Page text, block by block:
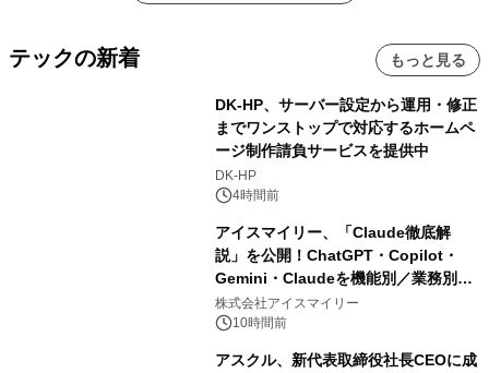
テックの新着 もっと見る
DK-HP、サーバー設定から運用・修正
までワンストップで対応するホームペ
ージ制作請負サービスを提供中
DK-HP
4時間前
アイスマイリー、「Claude徹底解
説」を公開！ChatGPT・Copilot・
Gemini・Claudeを機能別／業務別に
比較―自社に合う生成AIの選び方がわ
かる実践ガイド
株式会社アイスマイリー
10時間前
アスクル、新代表取締役社長CEOに成